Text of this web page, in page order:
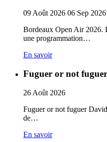
09 Août 2026 06 Sep 2026
Bordeaux Open Air 2026.
une programmation…
En savoir
Fuguer or not fuguer
26 Août 2026
Fuguer or not fuguer
de…
En savoir